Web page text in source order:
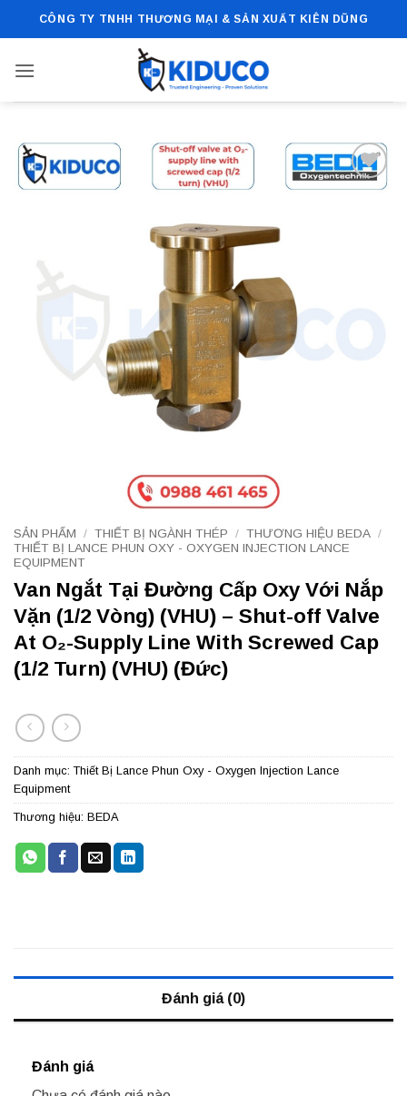
dung
CÔNG TY TNHH THƯƠNG MẠI & SẢN XUẤT KIÊN DŨNG
SẢN PHẨM / THIẾT BỊ NGÀNH THÉP / THƯƠNG HIỆU BEDA /
THIẾT BỊ LANCE PHUN OXY - OXYGEN INJECTION LANCE
EQUIPMENT
Van Ngắt Tại Đường Cấp Oxy Với Nắp
Vặn (1/2 Vòng) (VHU) – Shut-off Valve
At O₂-Supply Line With Screwed Cap
(1/2 Turn) (VHU) (Đức)
Danh mục:Thiết Bị Lance Phun Oxy - Oxygen Injection Lance
Equipment
Thương hiệu: BEDA
Đánh giá (0)
Đánh giá